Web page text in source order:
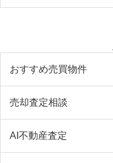
おすすめ売買物件
売却査定相談
AI不動産査定